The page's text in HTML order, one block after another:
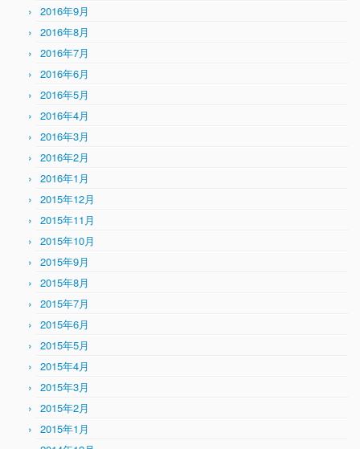
2016年9月
2016年8月
2016年7月
2016年6月
2016年5月
2016年4月
2016年3月
2016年2月
2016年1月
2015年12月
2015年11月
2015年10月
2015年9月
2015年8月
2015年7月
2015年6月
2015年5月
2015年4月
2015年3月
2015年2月
2015年1月